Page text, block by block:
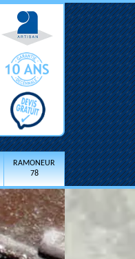
RAMONEUR
78